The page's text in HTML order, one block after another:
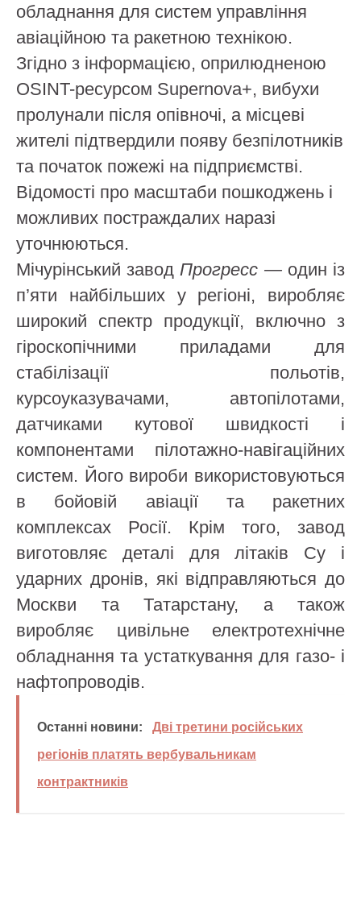
обладнання для систем управління
авіаційною та ракетною технікою.
Згідно з інформацією, оприлюдненою
OSINT-ресурсом Supernova+, вибухи
пролунали після опівночі, а місцеві
жителі підтвердили появу безпілотників
та початок пожежі на підприємстві.
Відомості про масштаби пошкоджень і
можливих постраждалих наразі
уточнюються.
Мічурінський завод Прогресс — один із
п’яти найбільших у регіоні, виробляє
широкий спектр продукції, включно з
гіроскопічними приладами для
стабілізації польотів,
курсоуказувачами, автопілотами,
датчиками кутової швидкості і
компонентами пілотажно-навігаційних
систем. Його вироби використовуються
в бойовій авіації та ракетних
комплексах Росії. Крім того, завод
виготовляє деталі для літаків Су і
ударних дронів, які відправляються до
Москви та Татарстану, а також
виробляє цивільне електротехнічне
обладнання та устаткування для газо- і
нафтопроводів.
Останні новини:
Дві третини російських
регіонів платять вербувальникам
контрактників